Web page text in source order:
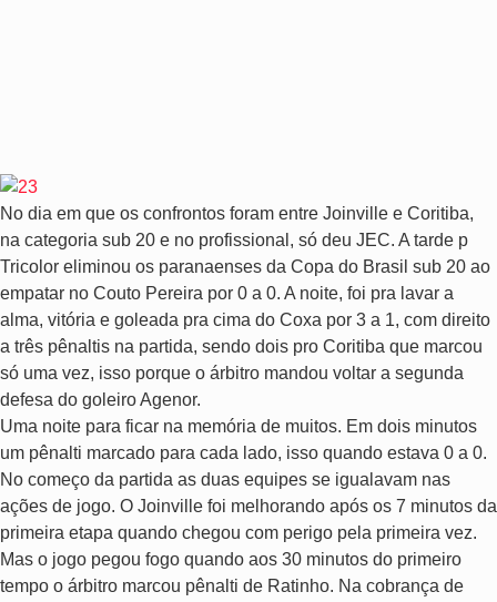
No dia em que os confrontos foram entre Joinville e Coritiba,
na categoria sub 20 e no profissional, só deu JEC. A tarde p
Tricolor eliminou os paranaenses da Copa do Brasil sub 20 ao
empatar no Couto Pereira por 0 a 0. A noite, foi pra lavar a
alma, vitória e goleada pra cima do Coxa por 3 a 1, com direito
a três pênaltis na partida, sendo dois pro Coritiba que marcou
só uma vez, isso porque o árbitro mandou voltar a segunda
defesa do goleiro Agenor.
Uma noite para ficar na memória de muitos. Em dois minutos
um pênalti marcado para cada lado, isso quando estava 0 a 0.
No começo da partida as duas equipes se igualavam nas
ações de jogo. O Joinville foi melhorando após os 7 minutos da
primeira etapa quando chegou com perigo pela primeira vez.
Mas o jogo pegou fogo quando aos 30 minutos do primeiro
tempo o árbitro marcou pênalti de Ratinho. Na cobrança de